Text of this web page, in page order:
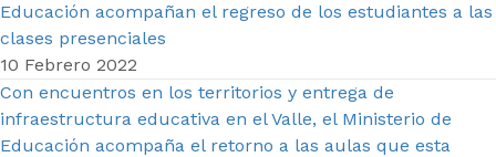
Educación acompañan el regreso de los estudiantes a las
clases presenciales
10 Febrero 2022
Con encuentros en los territorios y entrega de
infraestructura educativa en el Valle, el Ministerio de
Educación acompaña el retorno a las aulas que esta